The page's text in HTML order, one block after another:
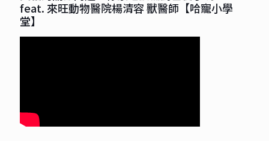
feat. 來旺動物醫院楊清容 獸醫師【哈寵小學
堂】